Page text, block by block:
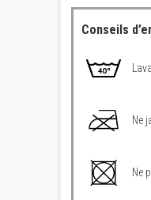
Conseils
Ne
Ne